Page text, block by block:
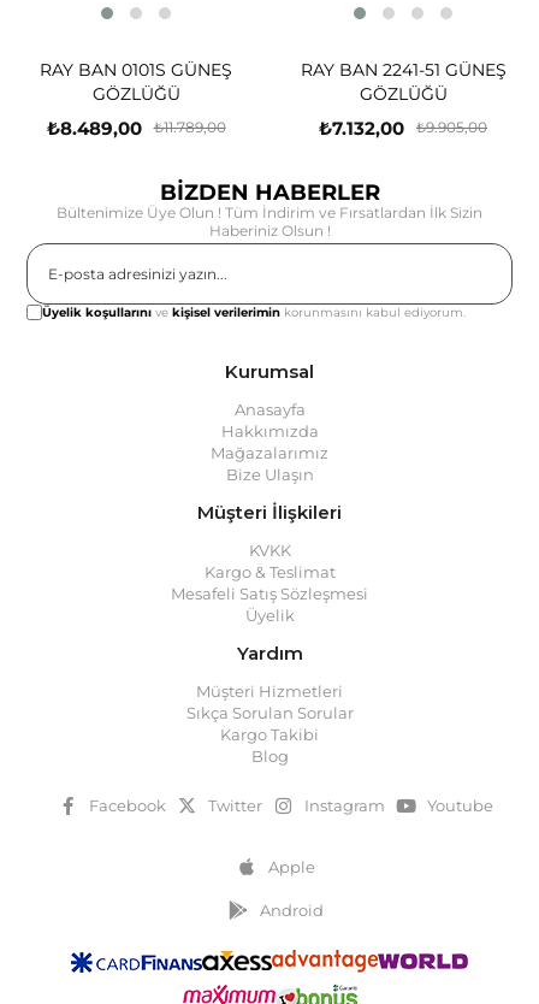
RAY BAN 0101S GÜNEŞ
GÖZLÜĞÜ
₺8.489,00 ₺11.789,00
RAY BAN 2241-51 GÜNEŞ
GÖZLÜĞÜ
₺7.132,00 ₺9.905,00
BİZDEN HABERLER
Bültenimize Üye Olun ! Tüm İndirim ve Fırsatlardan İlk Sizin
Haberiniz Olsun !
Üyelik koşullarını vekişisel verilerimin korunmasını kabul ediyorum.
Kurumsal
Anasayfa
Hakkımızda
Mağazalarımız
Bize Ulaşın
Müşteri İlişkileri
KVKK
Kargo & Teslimat
Mesafeli Satış Sözleşmesi
Üyelik
Yardım
Müşteri Hizmetleri
Sıkça Sorulan Sorular
Kargo Takibi
Blog
Facebook Twitter Instagram Youtube
Apple
Android